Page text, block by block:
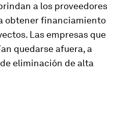
a los proveedores
obtener financiamiento
Las empresas que
quedarse afuera, a
eliminación de alta